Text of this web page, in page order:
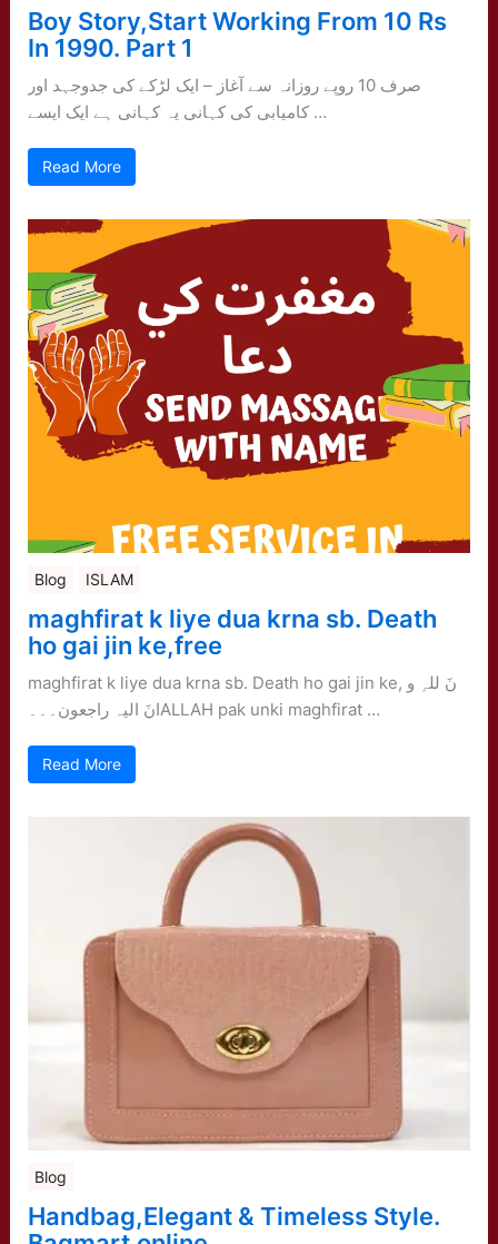
Boy Story,Start Working From 10 Rs
In 1990. Part 1
صرف 10 روپے روزانہ سے آغاز – ایک لڑکے کی جدوجہد اور
کامیابی کی کہانی یہ کہانی ہے ایک ایسے …
Read More
Blog ISLAM
maghfirat k liye dua krna sb. Death
ho gai jin ke,free
maghfirat k liye dua krna sb. Death ho gai jin ke, نَ للہِ و
انَ الیہ راجعون۔۔۔ALLAH pak unki maghfirat …
Read More
Blog
Handbag,Elegant & Timeless Style.